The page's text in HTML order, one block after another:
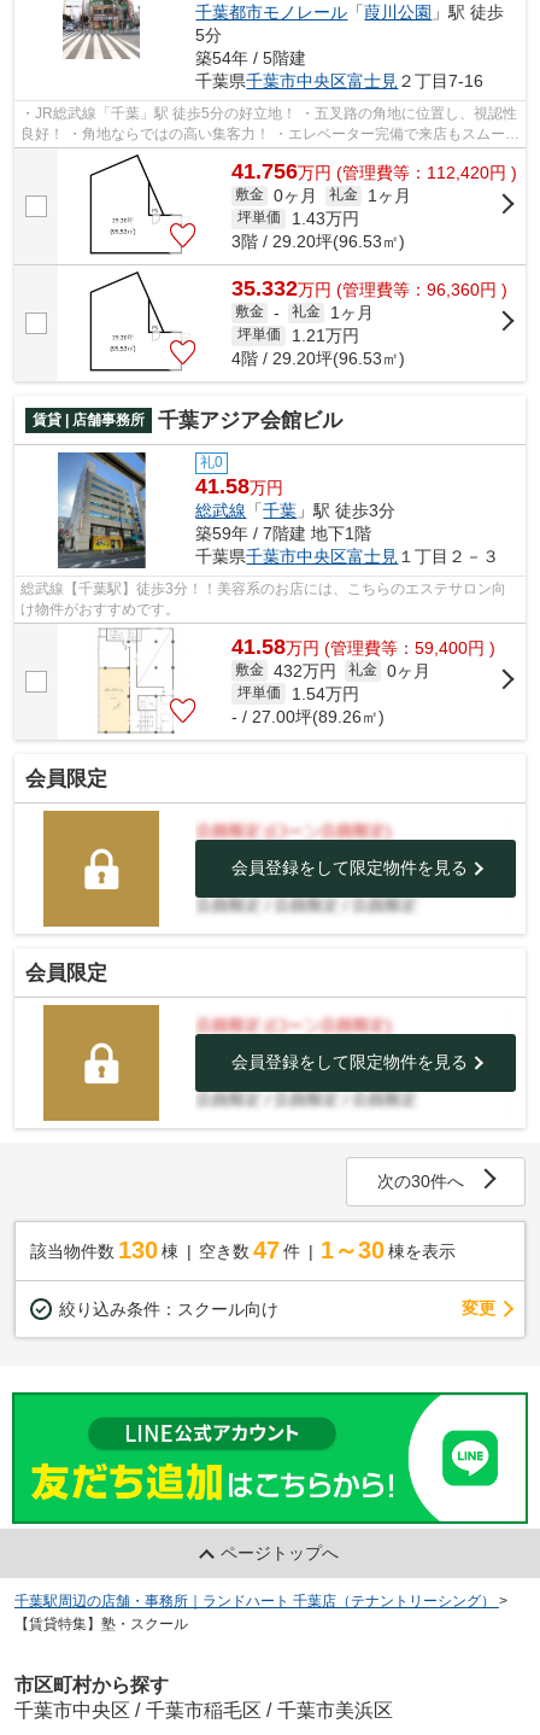
千葉都市モノレール 「葭川公園 」駅 徒歩
5分
築54年 / 5階建
千葉県千葉市中央区富士見 ２丁目7-16
・JR総武線「千葉」駅 徒歩5分の好立地！ ・五叉路の角地に位置し、視認性
良好！ ・角地ならではの高い集客力！ ・エレベーター完備で来店もスムー
ズ！
41.756万円 (管理費等：112,420円 )
敷金 0ヶ月 礼金 1ヶ月
坪単価 1.43万円
3階 / 29.20坪(96.53㎡)
35.332万円 (管理費等：96,360円 )
敷金 - 礼金 1ヶ月
坪単価 1.21万円
4階 / 29.20坪(96.53㎡)
賃貸 | 店舗事務所 千葉アジア会館ビル
礼0
41.58万円
総武線 「千葉 」駅 徒歩3分
築59年 / 7階建 地下1階
千葉県千葉市中央区富士見 １丁目２－３
総武線【千葉駅】徒歩3分！！美容系のお店には、こちらのエステサロン向
け物件がおすすめです。
41.58万円 (管理費等：59,400円 )
敷金 432万円 礼金 0ヶ月
坪単価 1.54万円
- / 27.00坪(89.26㎡)
会員限定
会員登録をして限定物件を見る
会員限定
会員登録をして限定物件を見る
次の30件へ
該当物件数 130棟 空き数 47 件 1～30 棟を表示
絞り込み条件： スクール向け 変更
ページトップへ
千葉駅周辺の店舗・事務所｜ランドハート 千葉店（テナントリーシング）
>
【賃貸特集】塾・スクール
市区町村から探す
千葉市中央区 / 千葉市稲毛区 / 千葉市美浜区